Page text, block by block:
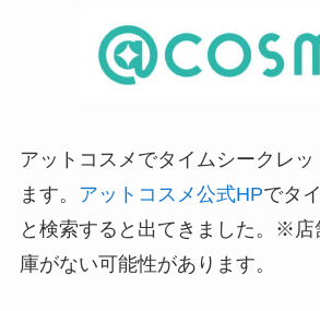
アットコスメでタイムシークレッ
ます。 アットコスメ公式HPでタ
と検索すると出てきました。
※店
庫がない可能性があります。